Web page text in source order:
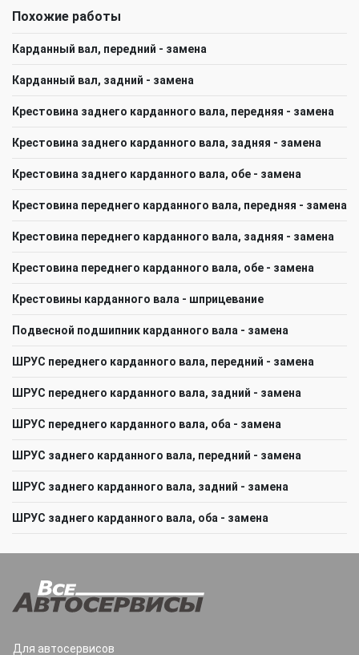
Похожие работы
Карданный вал, передний - замена
Карданный вал, задний - замена
Крестовина заднего карданного вала, передняя - замена
Крестовина заднего карданного вала, задняя - замена
Крестовина заднего карданного вала, обе - замена
Крестовина переднего карданного вала, передняя - замена
Крестовина переднего карданного вала, задняя - замена
Крестовина переднего карданного вала, обе - замена
Крестовины карданного вала - шприцевание
Подвесной подшипник карданного вала - замена
ШРУС переднего карданного вала, передний - замена
ШРУС переднего карданного вала, задний - замена
ШРУС переднего карданного вала, оба - замена
ШРУС заднего карданного вала, передний - замена
ШРУС заднего карданного вала, задний - замена
ШРУС заднего карданного вала, оба - замена
Для автосервисов